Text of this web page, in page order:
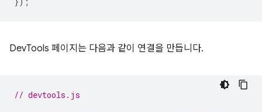
DevTools 페이지는 다음과 같이 연결을 만듭니다.
// devtools.js